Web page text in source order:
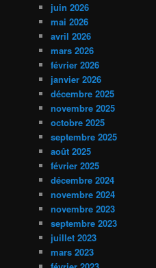
juin 2026
mai 2026
avril 2026
mars 2026
février 2026
janvier 2026
décembre 2025
novembre 2025
octobre 2025
septembre 2025
août 2025
février 2025
décembre 2024
novembre 2024
novembre 2023
septembre 2023
juillet 2023
mars 2023